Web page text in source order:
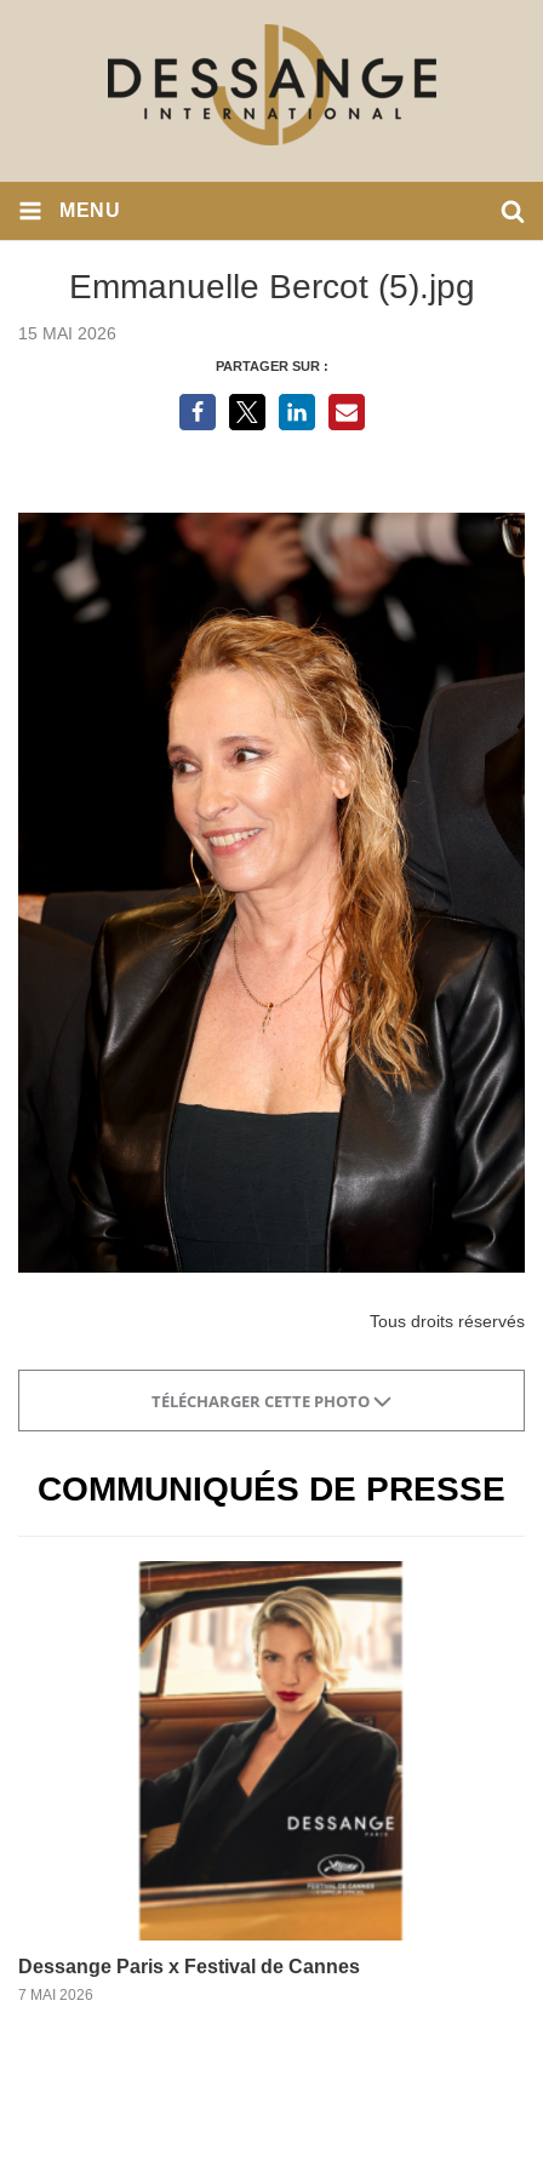
MENU
Emmanuelle Bercot (5).jpg
15 MAI 2026
PARTAGER SUR :
Tous droits réservés
TÉLÉCHARGER CETTE PHOTO
COMMUNIQUÉS DE PRESSE
Dessange Paris x Festival de Cannes
7 MAI 2026